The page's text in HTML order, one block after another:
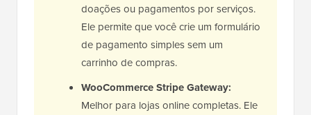
doações ou pagamentos por serviços.
Ele permite que você crie um formulário
de pagamento simples sem um
carrinho de compras.
WooCommerce Stripe Gateway:
Melhor para lojas online completas. Ele